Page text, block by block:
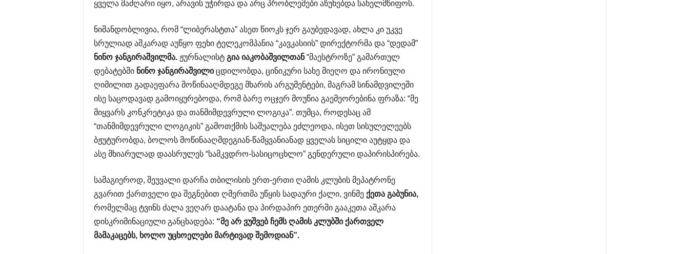
ყველა მაძღარი იყო, არავის უჭირდა და არც პრობლემები აწუხებდა სახელმწიფოს.
ნიშანდობლივია, რომ “ლიბერასტთა” ასეთ წიოკს ჯერ გაუბედავად, ახლა კი უკვე
სრულიად აშკარად აუწყო ფეხი ტელეკომპანია “კავკასიის” დირექტორმა და “დედამ”
ნინო ჯანგირაშვილმა.ჟურნალისტ გია იაკობაშვილთან“მაესტროზე” გამართულ
დებატებში ნინო ჯანგირაშვილიცდილობდა, ცინიკური სახე მიეღო და ირონიული
ღიმილით გადაეფარა მოწინააღმდეგე მხარის არგუმენტები, მაგრამ სინამდვილეში
ისე საცოდავად გამოიყურებოდა, რომ ბარე ოცჯერ მოუწია გაემეორებინა ფრაზა: “მე
მიყვარს კონკრეტიკა და თანმიმდევრული ლოგიკა”. თუმცა, როდესაც ამ
“თანმიმდევრული ლოგიკის” გამოთქმის საშუალება ეძლეოდა, ისეთ სისულელეებს
ბჟუტურობდა, ბოლოს მოწინააღმდეგიან-წამყვანიანად ყველას სიცილი აუტყდა და
ასე მხიარულად დაასრულეს “სამკვდრო-სასიცოცხლო” გენდერული დაპირისპირება.
სამაგიეროდ, შეუვალი დარჩა თბილისის ერთ-ერთი ღამის კლუბის მეპატრონე
გვარით ქართველი და შეგნებით ღმერთმა უწყის სადაური ქალი, ვინმე ქეთა გაბუნია,
რომელმაც ტვინს ძალა ვეღარ დაატანა და პირდაპირ ეთერში გააკეთა აშკარა
დისკრიმინაციული განცხადება: “მე არ ვუშვებ ჩემს ღამის კლუბში ქართველ
მამაკაცებს, ხოლო უცხოელები მარტივად შემოდიან”.